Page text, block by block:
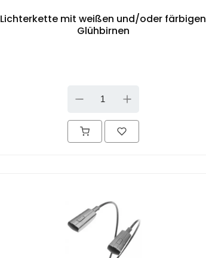
Lichterkette mit weißen und/oder färbigen
Glühbirnen
DOWN